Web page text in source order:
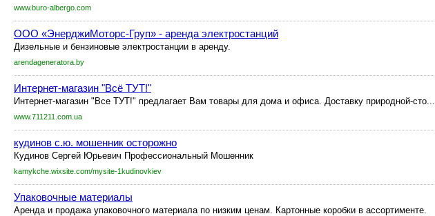
www.buro-albergo.com
ООО «ЭнерджиМоторс-Груп» - аренда электростанций
Дизельные и бензиновые электростанции в аренду.
arendageneratora.by
Интернет-магазин "Всё ТУТ!"
Интернет-магазин "Все ТУТ!" предлагает Вам товары для дома и офиса. Доставку природной-сто...
www.711211.com.ua
кудинов с.ю. мошенник осторожно
Кудинов Сергей Юрьевич Профессиональный Мошенник
kamykche.wixsite.com/mysite-1kudinovkiev
Упаковочные материалы
Аренда и продажа упаковочного материала по низким ценам. Картонные коробки в ассортименте.